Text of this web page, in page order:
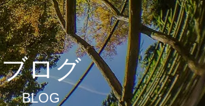
ブログ
BLOG